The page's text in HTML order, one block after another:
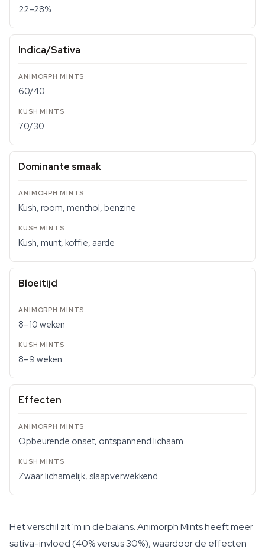
22–28%
Indica/Sativa
60/40
70/30
Dominante smaak
Kush, room, menthol, benzine
Kush, munt, koffie, aarde
Bloeitijd
8–10 weken
8–9 weken
Effecten
Opbeurende onset, ontspannend lichaam
Zwaar lichamelijk, slaapverwekkend
Het verschil zit 'm in de balans. Animorph Mints heeft meer
sativa-invloed (40% versus 30%), waardoor de effecten